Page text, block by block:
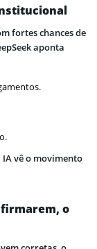
fortes chances de
aponta
IA vê o movimento
o